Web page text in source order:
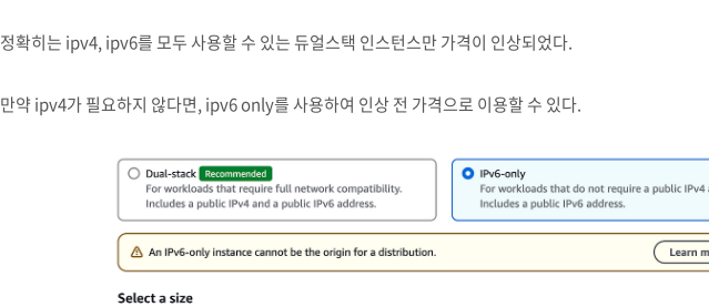
정확히는 ipv4, ipv6를 모두 사용할 수 있는 듀얼스택 인스턴스만 가격이 인상되었다.
만약 ipv4가 필요하지 않다면, ipv6 only를 사용하여 인상 전 가격으로 이용할 수 있다.